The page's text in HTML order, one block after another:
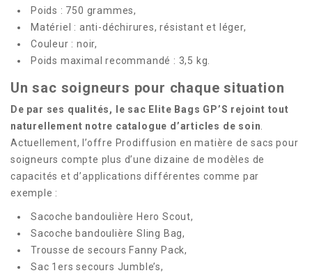
Poids : 750 grammes,
Matériel : anti-déchirures, résistant et léger,
Couleur : noir,
Poids maximal recommandé : 3,5 kg.
Un sac soigneurs pour chaque situation
De par ses qualités, le sac Elite Bags GP’S rejoint tout
naturellement notre catalogue d’articles de soin
Actuellement, l’offre Prodiffusion en matière de sacs pour
soigneurs compte plus d’une dizaine de modèles de
capacités et d’applications différentes comme par
exemple :
Sacoche bandoulière Hero Scout,
Sacoche bandoulière Sling Bag,
Trousse de secours Fanny Pack,
Sac 1ers secours Jumble’s,